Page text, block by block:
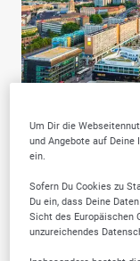
Um Dir die
und Angebote auf
ein.
Sofern Du Cookies zu
Du ein, dass Deine
Sicht des Europäischen
unzureichendes